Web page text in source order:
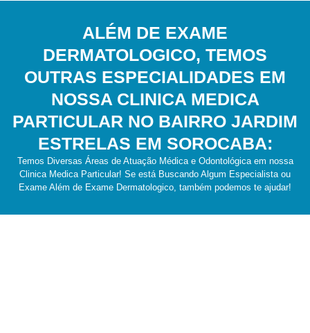
ALÉM DE EXAME
DERMATOLOGICO, TEMOS
OUTRAS ESPECIALIDADES EM
NOSSA CLINICA MEDICA
PARTICULAR NO BAIRRO JARDIM
ESTRELAS EM SOROCABA:
Temos Diversas Áreas de Atuação Médica e Odontológica em nossa
Clinica Medica Particular! Se está Buscando Algum Especialista ou
Exame Além de Exame Dermatologico, também podemos te ajudar!